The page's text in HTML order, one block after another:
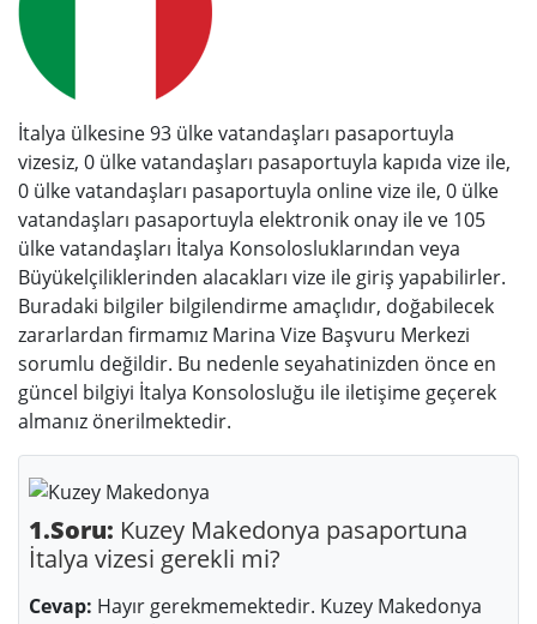
İtalya ülkesine 93 ülke vatandaşları pasaportuyla
vizesiz, 0 ülke vatandaşları pasaportuyla kapıda vize ile,
0 ülke vatandaşları pasaportuyla online vize ile, 0 ülke
vatandaşları pasaportuyla elektronik onay ile ve 105
ülke vatandaşları İtalya Konsolosluklarından veya
Büyükelçiliklerinden alacakları vize ile giriş yapabilirler.
Buradaki bilgiler bilgilendirme amaçlıdır, doğabilecek
zararlardan firmamız Marina Vize Başvuru Merkezi
sorumlu değildir. Bu nedenle seyahatinizden önce en
güncel bilgiyi İtalya Konsolosluğu ile iletişime geçerek
almanız önerilmektedir.
1.Soru: Kuzey Makedonya pasaportuna
İtalya vizesi gerekli mi?
Cevap: Hayır gerekmemektedir. Kuzey Makedonya